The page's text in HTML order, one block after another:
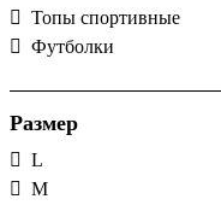
Топы спортивные
Футболки
Размер
L
M